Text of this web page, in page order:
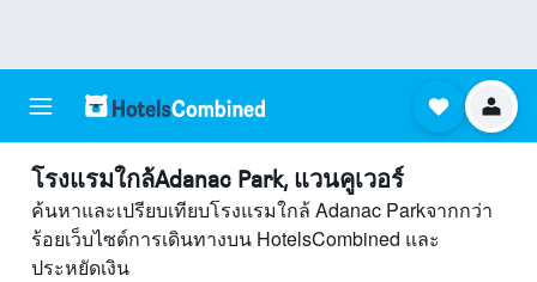
โรงแรมใกล้Adanac Park, แวนคูเวอร์
ค้นหาและเปรียบเทียบโรงแรมใกล้ Adanac Parkจากกว่า
ร้อยเว็บไซต์การเดินทางบน HotelsCombined และ
ประหยัดเงิน